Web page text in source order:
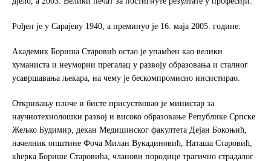
Рођен је у Сарајеву 1940, а преминуо је 16. маја 2005. године.
Академик Бориша Старовић остао је упамћен као велики
хуманиста и неуморни прегалац у развоју образовања и сталног
усавршавања љекара, на чему је бескомпромисно инсистирао.
Откривању плоче и бисте присуствовао је министар за
научнотехнолошки развој и високо образовање Републике Српске
Жељко Будимир, декан Медицинског факултета Дејан Бокоњић,
начелник општине Фоча Милан Вукадиновић, Наташа Старовић,
кћерка Борише Старовића, чланови породице трагично страдалог